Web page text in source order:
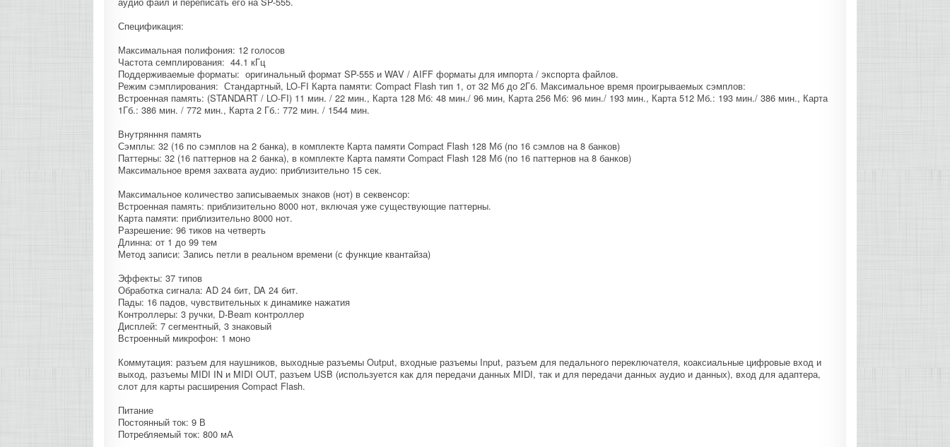
Спецификация:
Максимальная полифония: 12 голосов
Частота семплирования: 44.1 кГц
Поддерживаемые форматы: оригинальный формат SP-555 и WAV / AIFF форматы для импорта / экспорта файлов.
Режим сэмплирования: Стандартный, LO-FI Карта памяти: Compact Flash тип 1, от 32 Мб до 2Гб. Максимальное время проигрываемых сэмплов:
Встроенная память: (STANDART / LO-FI) 11 мин. / 22 мин., Карта 128 Мб: 48 мин./ 96 мин, Карта 256 Мб: 96 мин./ 193 мин., Карта 512 Мб.: 193 мин./ 386 мин., Карта
1Гб.: 386 мин. / 772 мин., Карта 2 Гб.: 772 мин. / 1544 мин.
Внутрянння память
Сэмплы: 32 (16 по сэмплов на 2 банка), в комплекте Карта памяти Compact Flash 128 Мб (по 16 сэмлов на 8 банков)
Паттерны: 32 (16 паттернов на 2 банка), в комплекте Карта памяти Compact Flash 128 Мб (по 16 паттернов на 8 банков)
Максимальное время захвата аудио: приблизительно 15 сек.
Максимальное количество записываемых знаков (нот) в секвенсор:
Встроенная память: приблизительно 8000 нот, включая уже существующие паттерны.
Карта памяти: приблизительно 8000 нот.
Разрешение: 96 тиков на четверть
Длинна: от 1 до 99 тем
Метод записи: Запись петли в реальном времени (с функцие квантайза)
Эффекты: 37 типов
Обработка сигнала: AD 24 бит, DA 24 бит.
Пады: 16 падов, чувствительных к динамике нажатия
Контроллеры: 3 ручки, D-Beam контроллер
Дисплей: 7 сегментный, 3 знаковый
Встроенный микрофон: 1 моно
Коммутация: разъем для наушников, выходные разъемы Output, входные разъемы Input, разъем для педального переключателя, коаксиальные цифровые вход и
выход, разъемы MIDI IN и MIDI OUT, разъем USB (используется как для передачи данных MIDI, так и для передачи данных аудио и данных), вход для адаптера,
слот для карты расширения Compact Flash.
Питание
Постоянный ток: 9 В
Потребляемый ток: 800 мА